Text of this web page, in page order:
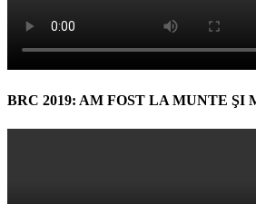
BRC 2019: AM FOST LA MUNTE ŞI